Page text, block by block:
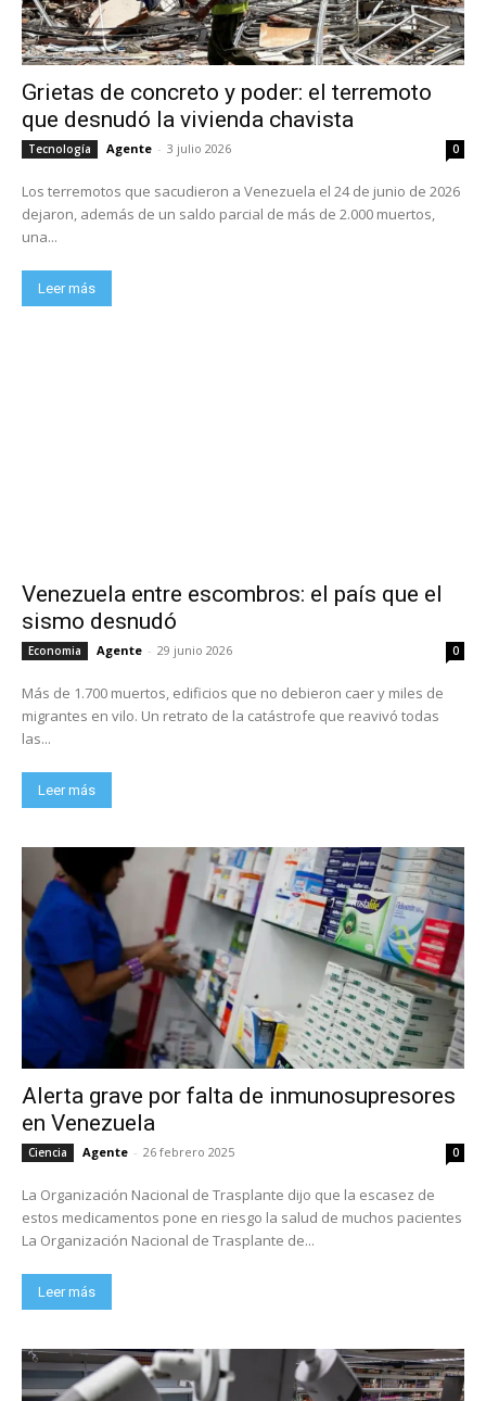
Grietas de concreto y poder: el terremoto
que desnudó la vivienda chavista
Tecnología Agente - 3 julio 2026 0
Los terremotos que sacudieron a Venezuela el 24 de junio de 2026
dejaron, además de un saldo parcial de más de 2.000 muertos,
una...
Leer más
Venezuela entre escombros: el país que el
sismo desnudó
Economia Agente - 29 junio 2026 0
Más de 1.700 muertos, edificios que no debieron caer y miles de
migrantes en vilo. Un retrato de la catástrofe que reavivó todas
las...
Leer más
Alerta grave por falta de inmunosupresores
en Venezuela
Ciencia Agente - 26 febrero 2025 0
La Organización Nacional de Trasplante dijo que la escasez de
estos medicamentos pone en riesgo la salud de muchos pacientes
La Organización Nacional de Trasplante de...
Leer más